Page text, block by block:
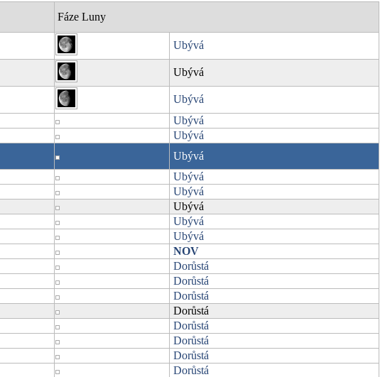
Fáze Luny
Ubývá
Ubývá
Ubývá
Ubývá
Ubývá
Ubývá
Ubývá
Ubývá
Ubývá
Ubývá
Ubývá
NOV
Dorůstá
Dorůstá
Dorůstá
Dorůstá
Dorůstá
Dorůstá
Dorůstá
Dorůstá